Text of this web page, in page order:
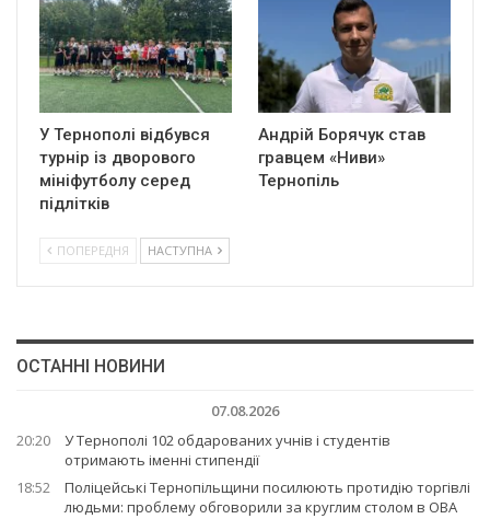
У Тернополі відбувся
турнір із дворового
мініфутболу серед
підлітків
Андрій Борячук став
гравцем «Ниви»
Тернопіль
ПОПЕРЕДНЯ НАСТУПНА
ОСТАННІ НОВИНИ
07.08.2026
20:20
У Тернополі 102 обдарованих учнів і студентів
отримають іменні стипендії
18:52
Поліцейські Тернопільщини посилюють протидію торгівлі
людьми: проблему обговорили за круглим столом в ОВА